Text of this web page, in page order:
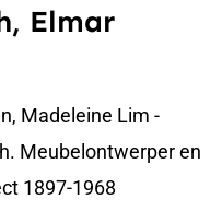
Elmar
Madeleine Lim -
Meubelontwerper en
1897-1968